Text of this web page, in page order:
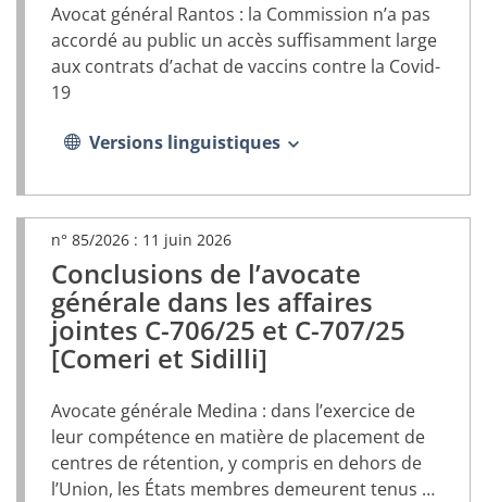
Avocat général Rantos : la Commission n’a pas
accordé au public un accès suffisamment large
aux contrats d’achat de vaccins contre la Covid-
19
Versions linguistiques
n° 85/2026 : 11 juin 2026
Conclusions de l’avocate
générale dans les affaires
jointes C-706/25 et C-707/25
[Comeri et Sidilli]
(document
PDF,
s’ouvrira
dans
un
nouvel
Avocate générale Medina : dans l’exercice de
leur compétence en matière de placement de
centres de rétention, y compris en dehors de
l’Union, les États membres demeurent tenus de